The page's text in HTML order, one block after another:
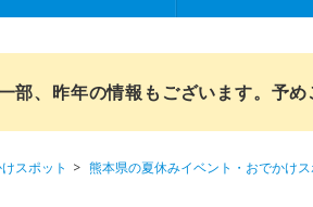
、昨年の情報もございます。予め
スポット 熊本県の夏休みイベント・おでかけス